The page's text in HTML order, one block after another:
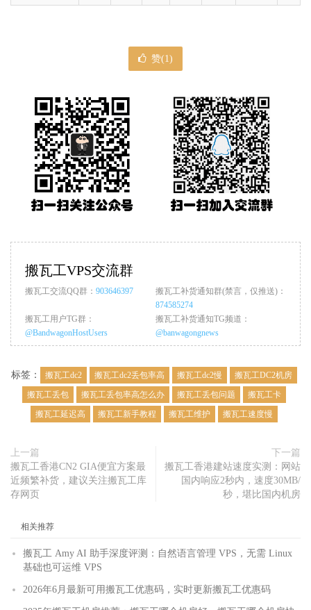
赞(1 )
搬瓦工VPS交流群
搬瓦工交流QQ群： 903646397
搬瓦工补货通知群(禁言，仅推送)：
874585274
搬瓦工用户TG群：
@BandwagonHostUsers
搬瓦工补货通知TG频道：
@banwagongnews
标签： 搬瓦工dc2 搬瓦工dc2丢包率高 搬瓦工dc2慢
搬瓦工DC2机房
搬瓦工丢包
搬瓦工丢包率高怎么办 搬瓦工丢包问题
搬瓦工卡
搬瓦工延迟高
搬瓦工新手教程 搬瓦工维护 搬瓦工速度慢
上一篇
搬瓦工香港CN2 GIA便宜方案最
近频繁补货，建议关注搬瓦工库
存网页
下一篇
搬瓦工香港建站速度实测：网站
国内响应2秒内，速度30MB/
秒，堪比国内机房
相关推荐
搬瓦工 Amy AI 助手深度评测：自然语言管理 VPS，无需 Linux
基础也可运维 VPS
2026年6月最新可用搬瓦工优惠码，实时更新搬瓦工优惠码